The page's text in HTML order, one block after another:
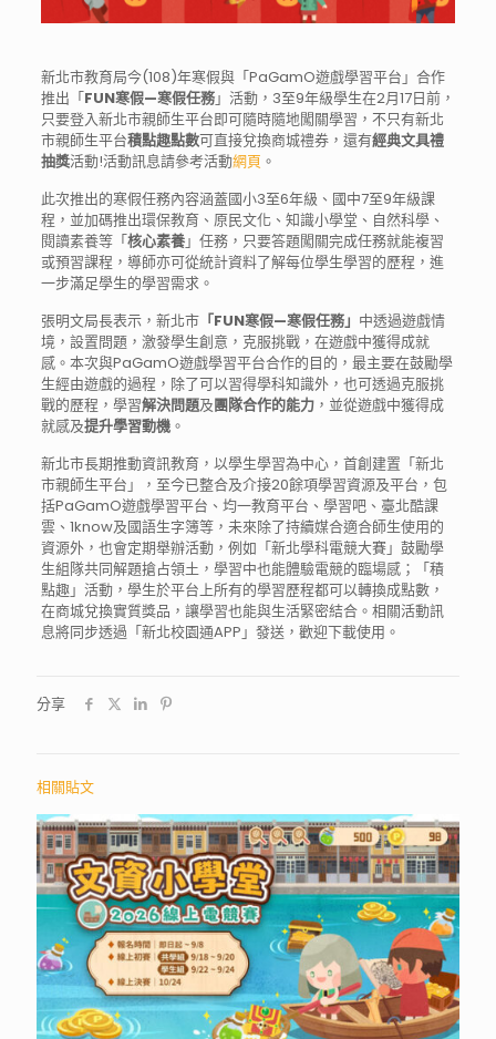
新北市教育局今(108)年寒假與「PaGamO遊戲學習平台」合作
推出「FUN寒假—寒假任務」 活動，3至9年級學生在2月17日前，
只要登入新北市親師生平台即可隨時隨地闖關學習， 不只有新北
市親師生平台積點趣點數可直接兌換商城禮券，還有經典文具禮
抽獎活動!活動訊息請參考活動網頁 。
此次推出的寒假任務內容涵蓋國小3至6年級、 國中7至9年級課
程，並加碼推出環保教育、原民文化、 知識小學堂、自然科學、
閱讀素養等「核心素養」任務， 只要答題闖關完成任務就能複習
或預習課程， 導師亦可從統計資料了解每位學生學習的歷程， 進
一步滿足學生的學習需求。
張明文局長表示，新北市「FUN寒假—寒假任務」 中透過遊戲情
境，設置問題，激發學生創意，克服挑戰，在遊戲中獲得成就
感。 本次與PaGamO遊戲學習平台合作的目的， 最主要在鼓勵學
生經由遊戲的過程，除了可以習得學科知識外， 也可透過克服挑
戰的歷程，學習解決問題及團隊合作的能力， 並從遊戲中獲得成
就感及提升學習動機。
新北市長期推動資訊教育，以學生學習為中心，首創建置「新北
市親師生平台」，至今已整合及介接20餘項學習資源及平台， 包
括PaGamO遊戲學習平台、均一教育平台、學習吧、 臺北酷課
雲、1know及國語生字簿等， 未來除了持續媒合適合師生使用的
資源外，也會定期舉辦活動， 例如「新北學科電競大賽」鼓勵學
生組隊共同解題搶占領土， 學習中也能體驗電競的臨場感；「積
點趣」活動， 學生於平台上所有的學習歷程都可以轉換成點數，
在商城兌換實質獎品，讓學習也能與生活緊密結合。 相關活動訊
息將同步透過「新北校園通APP」發送， 歡迎下載使用。
分享
相關貼文